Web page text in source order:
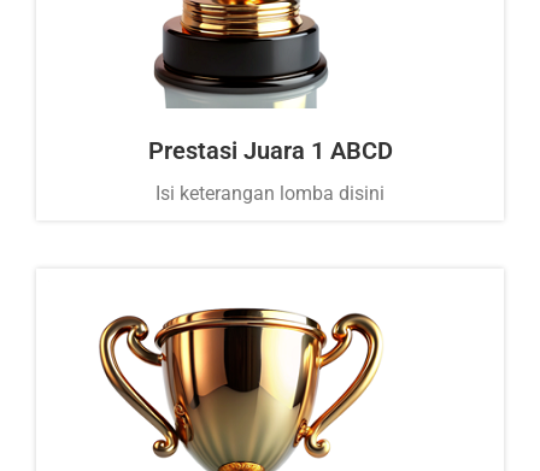
Prestasi Juara 1 ABCD
Isi keterangan lomba disini